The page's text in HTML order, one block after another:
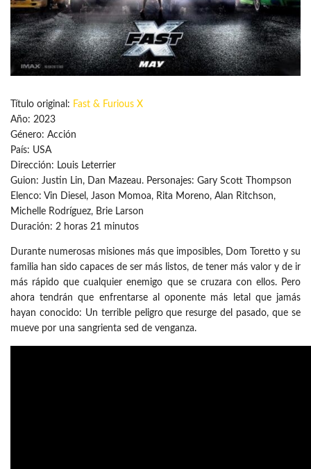
Título original: Fast & Furious X
Año: 2023
Género: Acción
País: USA
Dirección: Louis Leterrier
Guion: Justin Lin, Dan Mazeau. Personajes: Gary Scott Thompson
Elenco: Vin Diesel, Jason Momoa, Rita Moreno, Alan Ritchson,
Michelle Rodríguez, Brie Larson
Duración: 2 horas 21 minutos
Durante numerosas misiones más que imposibles, Dom Toretto y su
familia han sido capaces de ser más listos, de tener más valor y de ir
más rápido que cualquier enemigo que se cruzara con ellos. Pero
ahora tendrán que enfrentarse al oponente más letal que jamás
hayan conocido: Un terrible peligro que resurge del pasado, que se
mueve por una sangrienta sed de venganza.